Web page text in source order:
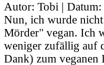
Autor: Tobi | Datum:
Nun, ich wurde
Mörder" vegan. Ich
weniger zufällig auf
Dank) zum veganen